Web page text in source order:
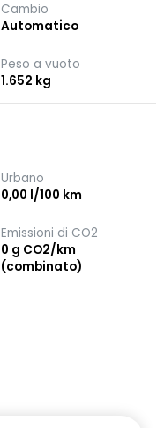
Cambio
Automatico
Peso a vuoto
1.652 kg
Urbano
0,00 l/100 km
Emissioni di CO2
0 g CO2/km
(combinato)